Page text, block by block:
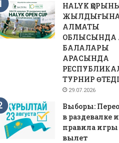
HALYK
ЖЫЛДЫҒЫНА
АЛМАТЫ
ОБЛЫСЫНДА
БАЛАЛАРЫ
АРАСЫНДА
ТУРНИР ӨТЕДІ
29.07.2026
Выборы:
в раздевалке
правила игры
вылет